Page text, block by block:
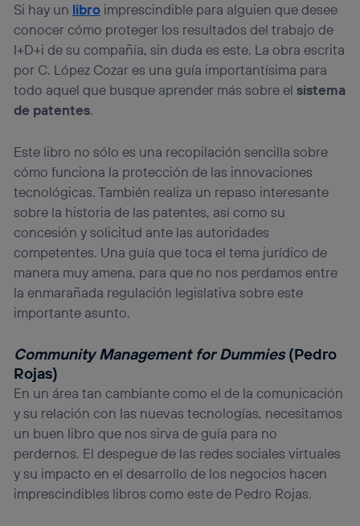
Si hay un libro imprescindible para alguien que desee
conocer cómo proteger los resultados del trabajo de
I+D+i de su compañía, sin duda es este. La obra escrita
por C. López Cozar es una guía importantísima para
todo aquel que busque aprender más sobre elsistema
de patentes.
Este libro no sólo es una recopilación sencilla sobre
cómo funciona la protección de las innovaciones
tecnológicas. También realiza un repaso interesante
sobre la historia de las patentes, así como su
concesión y solicitud ante las autoridades
competentes. Una guía que toca el tema jurídico de
manera muy amena, para que no nos perdamos entre
la enmarañada regulación legislativa sobre este
importante asunto.
Community Management for Dummies(Pedro
Rojas)
En un área tan cambiante como el de la comunicación
y su relación con las nuevas tecnologías, necesitamos
un buen libro que nos sirva de guía para no
perdernos. El despegue de las redes sociales virtuales
y su impacto en el desarrollo de los negocios hacen
imprescindibles libros como este de Pedro Rojas.